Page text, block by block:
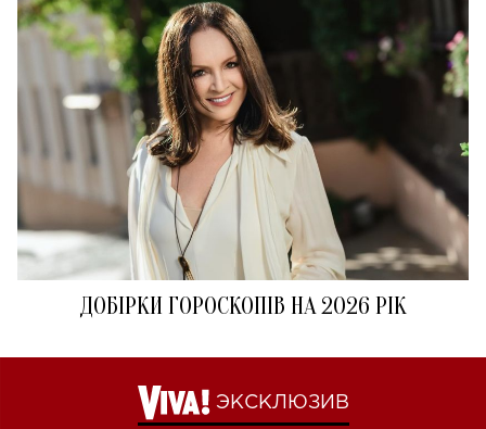
ДОБІРКИ ГОРОСКОПІВ НА 2026 РІК
ЭКСКЛЮЗИВ